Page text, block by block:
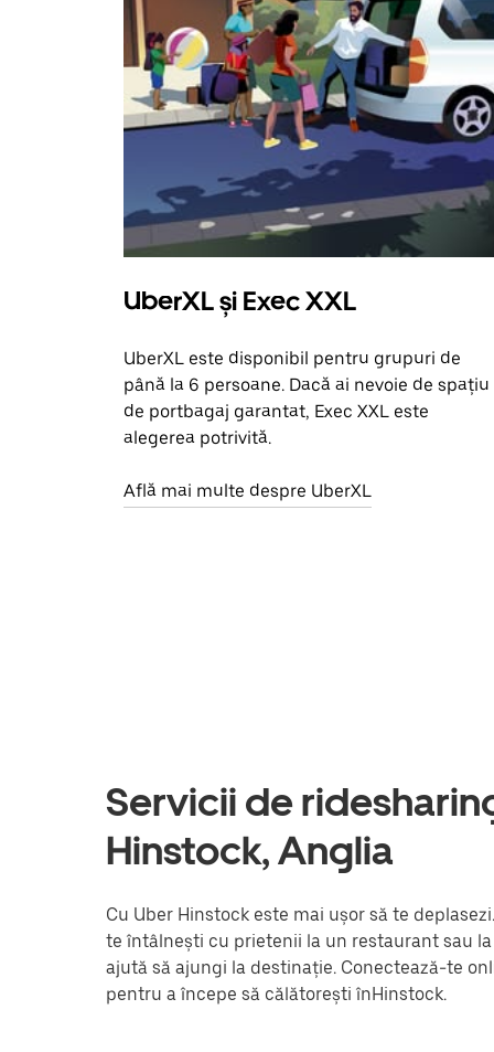
UberXL și Exec XXL
UberXL este disponibil pentru grupuri de
până la 6 persoane. Dacă ai nevoie de spațiu
de portbagaj garantat, Exec XXL este
alegerea potrivită.
Află mai multe despre UberXL
Servicii de
Hinstock, Anglia
Cu Uber Hinstock este mai ușor să te
te întâlnești cu prietenii la un restaurant sau
ajută să ajungi la destinație. Conectează-te
pentru a începe să călătorești înHinstock.